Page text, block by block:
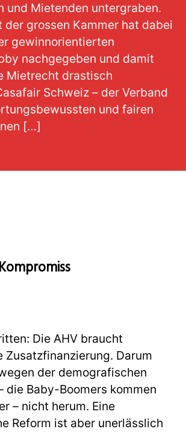
und Mietenden untergraben.
der grossen Kammer hat dabei
gewinnorientierten
nachgegeben und damit
Mietrecht drastisch
Schweiz – der Verband
und fairen
[…]
Die AHV braucht
Zusatzfinanzierung. Darum
der demografischen
die Baby-Boomers kommen
– nicht herum. Eine
Reform ist aber unerlässlich